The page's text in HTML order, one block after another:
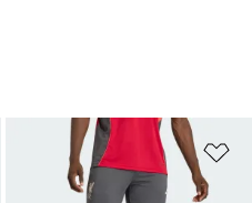
시리스트 담기